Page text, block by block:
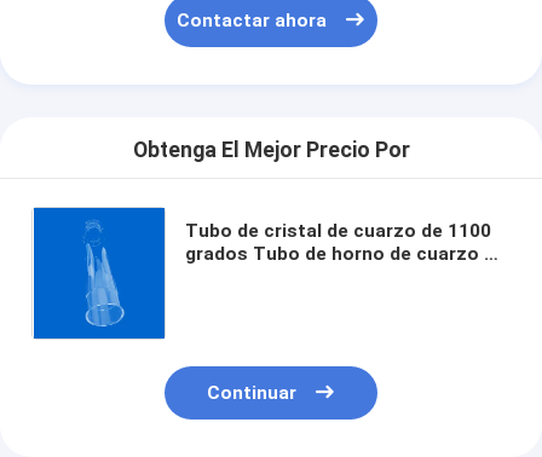
Contactar ahora
Obtenga El Mejor Precio Por
Tubo de cristal de cuarzo de 1100
grados Tubo de horno de cuarzo OD
Continuar